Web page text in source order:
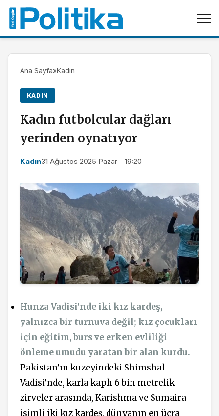
Ana Sayfa»Kadın
KADIN
Kadın futbolcular dağları
yerinden oynatıyor
Kadın31 Ağustos 2025 Pazar - 19:20
Hunza Vadisi’nde iki kız kardeş,
yalnızca bir turnuva değil; kız çocukları
için eğitim, burs ve erken evliliği
önleme umudu yaratan bir alan kurdu.
Pakistan’ın kuzeyindeki Shimshal
Vadisi’nde, karla kaplı 6 bin metrelik
zirveler arasında, Karishma ve Sumaira
isimli iki kız kardeş, dünyanın en ücra